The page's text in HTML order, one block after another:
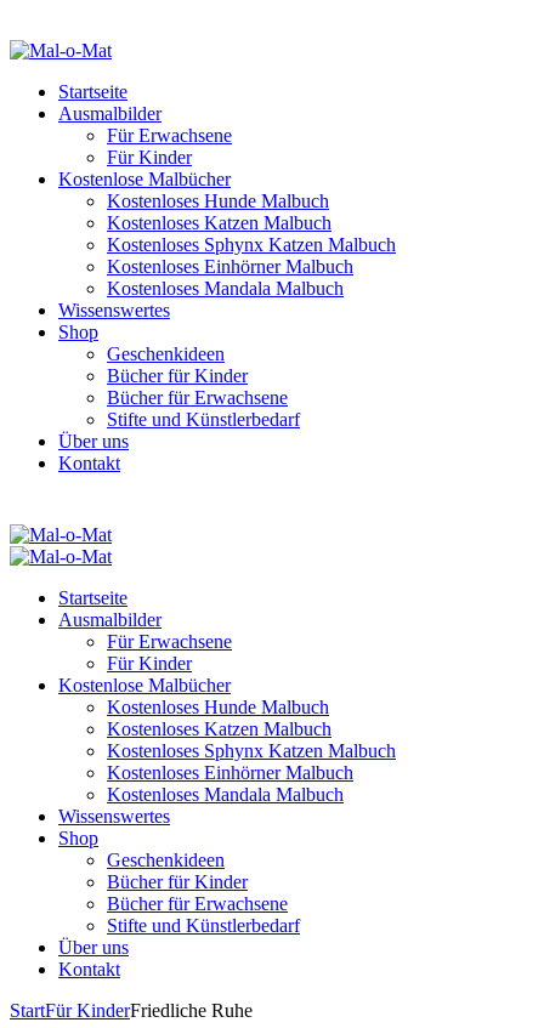
Startseite
Ausmalbilder
Für Erwachsene
Für Kinder
Kostenlose Malbücher
Kostenloses Hunde Malbuch
Kostenloses Katzen Malbuch
Kostenloses Sphynx Katzen Malbuch
Kostenloses Einhörner Malbuch
Kostenloses Mandala Malbuch
Wissenswertes
Shop
Geschenkideen
Bücher für Kinder
Bücher für Erwachsene
Stifte und Künstlerbedarf
Über uns
Kontakt
Startseite
Ausmalbilder
Für Erwachsene
Für Kinder
Kostenlose Malbücher
Kostenloses Hunde Malbuch
Kostenloses Katzen Malbuch
Kostenloses Sphynx Katzen Malbuch
Kostenloses Einhörner Malbuch
Kostenloses Mandala Malbuch
Wissenswertes
Shop
Geschenkideen
Bücher für Kinder
Bücher für Erwachsene
Stifte und Künstlerbedarf
Über uns
Kontakt
StartFür KinderFriedliche Ruhe